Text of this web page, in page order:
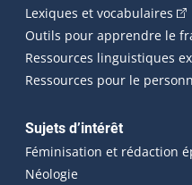
Lexiques et vocabulaires
Outils pour apprendre le
Ressources linguistiques
Ressources pour le
Sujets d’intérêt
Féminisation et rédaction
Néologie